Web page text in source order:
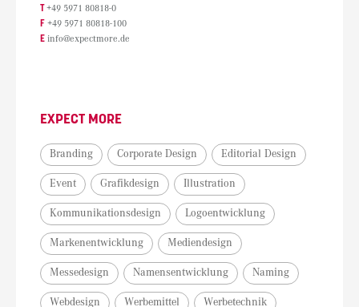
T +49 5971 80818-0
F +49 5971 80818-100
E info@expectmore.de
EXPECT MORE
Branding Corporate Design Editorial Design
Event Grafikdesign Illustration
Kommunikationsdesign Logoentwicklung
Markenentwicklung Mediendesign
Messedesign Namensentwicklung Naming
Webdesign Werbemittel Werbetechnik